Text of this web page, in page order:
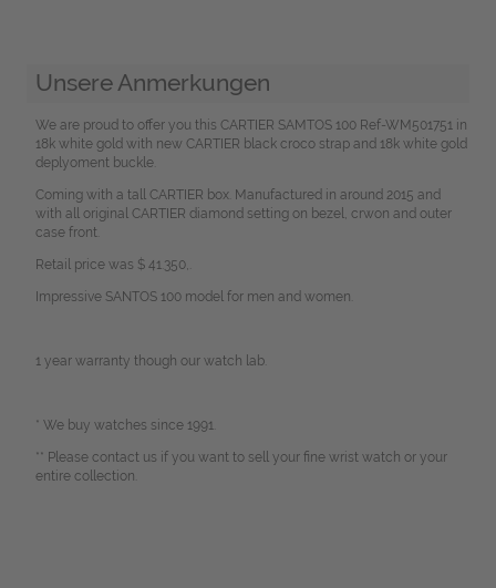
Unsere Anmerkungen
We are proud to offer you this CARTIER SAMTOS 100 Ref-WM501751 in
18k white gold with new CARTIER black croco strap and 18k white gold
deplyoment buckle.
Coming with a tall CARTIER box. Manufactured in around 2015 and
with all original CARTIER diamond setting on bezel, crwon and outer
case front.
Retail price was $ 41.350,.
Impressive SANTOS 100 model for men and women.
1 year warranty though our watch lab.
* We buy watches since 1991.
** Please contact us if you want to sell your fine wrist watch or your
entire collection.